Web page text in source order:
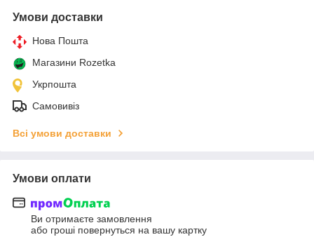
Умови доставки
Нова Пошта
Магазини Rozetka
Укрпошта
Самовивіз
Всі умови доставки
Умови оплати
Ви отримаєте замовлення
або гроші повернуться на вашу картку